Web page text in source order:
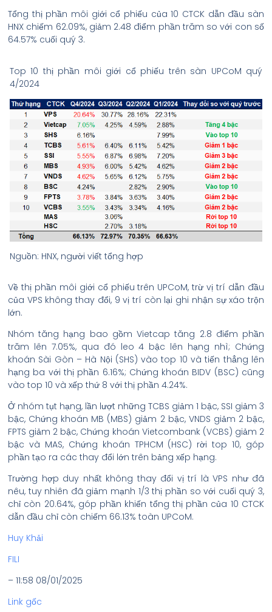
Tổng thị phần môi giới cổ phiếu của 10 CTCK dẫn đầu sàn
HNX chiếm 62.09%, giảm 2.48 điểm phần trăm so với con số
64.57% cuối quý 3.
Top 10 thị phần môi giới cổ phiếu trên sàn UPCoM quý
4/2024
Nguồn: HNX, người viết tổng hợp
Về thị phần môi giới cổ phiếu trên UPCoM, trừ vị trí dẫn đầu
của VPS không thay đổi, 9 vị trí còn lại ghi nhận sự xáo trộn
lớn.
Nhóm tăng hạng bao gồm Vietcap tăng 2.8 điểm phần
trăm lên 7.05%, qua đó leo 4 bậc lên hạng nhì; Chứng
khoán Sài Gòn – Hà Nội (SHS) vào top 10 và tiến thẳng lên
hạng ba với thị phần 6.16%; Chứng khoán BIDV (BSC) cũng
vào top 10 và xếp thứ 8 với thị phần 4.24%.
Ở nhóm tụt hạng, lần lượt những TCBS giảm 1 bậc, SSI giảm 3
bậc, Chứng khoán MB (MBS) giảm 2 bậc, VNDS giảm 2 bậc,
FPTS giảm 2 bậc, Chứng khoán Vietcombank (VCBS) giảm 2
bậc và MAS, Chứng khoán TPHCM (HSC) rời top 10, góp
phần tạo ra các thay đổi lớn trên bảng xếp hạng.
Trường hợp duy nhất không thay đổi vị trí là VPS như đã
nêu, tuy nhiên đã giảm mạnh 1/3 thị phần so với cuối quý 3,
chỉ còn 20.64%, góp phần khiến tổng thị phần của 10 CTCK
dẫn đầu chỉ còn chiếm 66.13% toàn UPCoM.
Huy Khải
FILI
– 11:58 08/01/2025
Link gốc